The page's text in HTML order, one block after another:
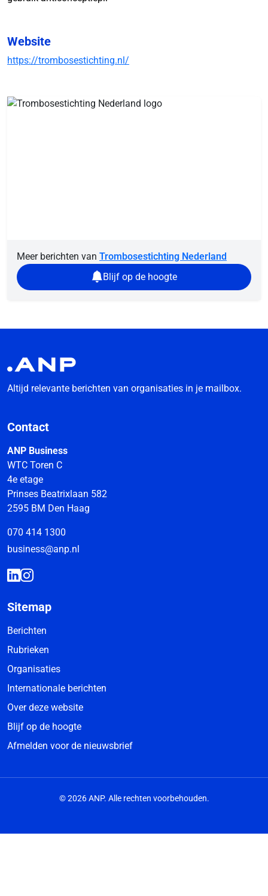
Website
https://trombosestichting.nl/
Meer berichten van Trombosestichting Nederland
Blijf op de hoogte
Altijd relevante berichten van organisaties in je mailbox.
Contact
ANP Business
WTC Toren C
4e etage
Prinses Beatrixlaan 582
2595 BM Den Haag
070 414 1300
business@anp.nl
Sitemap
Berichten
Rubrieken
Organisaties
Internationale berichten
Over deze website
Blijf op de hoogte
Afmelden voor de nieuwsbrief
© 2026 ANP. Alle rechten voorbehouden.